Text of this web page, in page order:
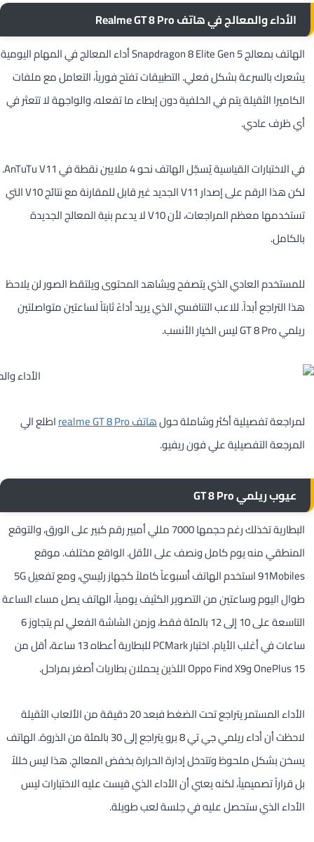
الأداء والمعالج في هاتف Realme GT 8 Pro
الهاتف بمعالج Snapdragon 8 Elite Gen 5 أداء المعالج في المهام اليومية
يشعرك بالسرعة بشكل فعلي. التطبيقات تفتح فورياً، التعامل مع ملفات
الكاميرا الثقيلة يتم في الخلفية دون إبطاء ما تفعله، والواجهة لا تتعثر في
أي ظرف عادي.
في الاختبارات القياسية يُسجّل الهاتف نحو 4 ملايين نقطة في AnTuTu V11.
لكن هذا الرقم على إصدار V11 الجديد غير قابل للمقارنة مع نتائج V10 التي
تستخدمها معظم المراجعات، لأن V10 لا يدعم بنية المعالج الجديدة
بالكامل.
للمستخدم العادي الذي يتصفح ويشاهد المحتوى ويلتقط الصور لن يلاحظ
هذا التراجع أبداً. للاعب التنافسي الذي يريد أداءً ثابتاً لساعتين متواصلتين
ريلمي GT 8 Pro ليس الخيار الأنسب.
لمراجعة تفصيلية أكثر وشاملة حولهاتف realme GT 8 Pro
اطلع الي
المرجعة التفصيلية علي فون ريفيو.
عيوب ريلمي GT 8 Pro
البطارية تخذلك رغم حجمها 7000 مللي أمبير رقم كبير على الورق، والتوقع
المنطقي منه يوم كامل ونصف على الأقل. الواقع مختلف. موقع
91Mobiles استخدم الهاتف أسبوعاً كاملاً كجهاز رئيسي، ومع تفعيل 5G
طوال اليوم وساعتين من التصوير الكثيف يومياً، الهاتف يصل مساء الساعة
التاسعة على 10 إلى 12 بالمئة فقط، وزمن الشاشة الفعلي لم يتجاوز 6
ساعات في أغلب الأيام. اختبار PCMark للبطارية أعطاه 13 ساعة، أقل من
OnePlus 15 وOppo Find X9 اللذين يحملان بطاريات أصغر بمراحل.
الأداء المستمر يتراجع تحت الضغط فبعد 20 دقيقة من الألعاب الثقيلة
لاحظت أن أداء ريلمي جي تي 8 برو يتراجع إلى 30 بالمئة من الذروة. الهاتف
يسخن بشكل ملحوظ وتتدخل إدارة الحرارة بخفض المعالج. هذا ليس خللاً
بل قراراً تصميمياً، لكنه يعني أن الأداء الذي قيست عليه الاختبارات ليس
الأداء الذي ستحصل عليه في جلسة لعب طويلة.